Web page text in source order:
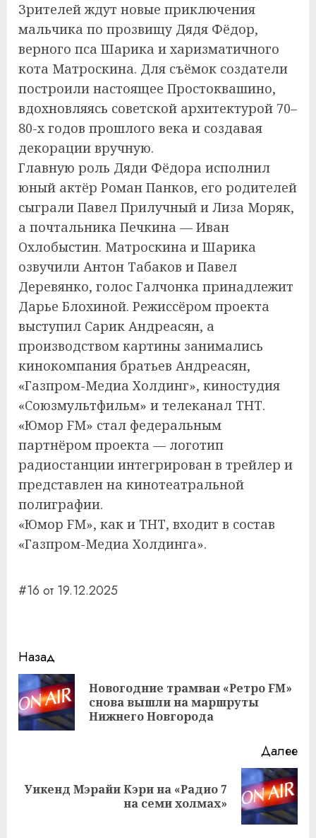
Зрителей ждут новые приключения
мальчика по прозвищу Дядя Фёдор,
верного пса Шарика и харизматичного
кота Матроскина. Для съёмок создатели
построили настоящее Простоквашино,
вдохновляясь советской архитектурой 70–
80-х годов прошлого века и создавая
декорации вручную.
Главную роль Дяди Фёдора исполнил
юный актёр Роман Панков, его родителей
сыграли Павел Прилучный и Лиза Моряк,
а почтальника Печкина — Иван
Охлобыстин. Матроскина и Шарика
озвучили Антон Табаков и Павел
Деревянко, голос Галчонка принадлежит
Дарье Блохиной. Режиссёром проекта
выступил Сарик Андреасян, а
производством картины занимались
кинокомпания братьев Андреасян,
«Газпром-Медиа Холдинг», киностудия
«Союзмультфильм» и телеканал ТНТ.
«Юмор FM» стал федеральным
партнёром проекта — логотип
радиостанции интегрирован в трейлер и
представлен на кинотеатральной
полиграфии.
«Юмор FM», как и ТНТ, входит в состав
«Газпром-Медиа Холдинга».
#16 от 19.12.2025
Навигация
записи
Назад
Новогодние трамваи «Ретро FM»
снова вышли на маршруты
Нижнего Новгорода
Далее
Следующая
Уикенд Мэрайи Кэри на «Радио 7
на семи холмах»